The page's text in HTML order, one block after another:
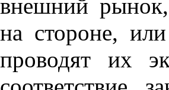
внешний рынок,
на стороне, или
проводят
их